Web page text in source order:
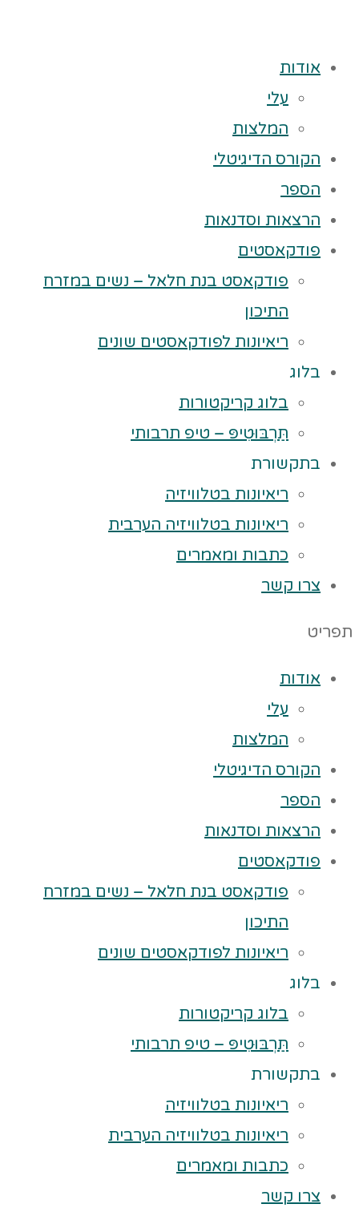
אודות
עלי
המלצות
הקורס הדיגיטלי
הספר
הרצאות וסדנאות
פודקאסטים
פודקאסט בנת חלאל – נשים במזרח
התיכון
ריאיונות לפודקאסטים שונים
בלוג
בלוג קריקטורות
תַּרְבּוּטִיפּ – טיפ תרבותי
בתקשורת
ריאיונות בטלוויזיה
ריאיונות בטלוויזיה הערבית
כתבות ומאמרים
צרו קשר
תפריט
אודות
עלי
המלצות
הקורס הדיגיטלי
הספר
הרצאות וסדנאות
פודקאסטים
פודקאסט בנת חלאל – נשים במזרח
התיכון
ריאיונות לפודקאסטים שונים
בלוג
בלוג קריקטורות
תַּרְבּוּטִיפּ – טיפ תרבותי
בתקשורת
ריאיונות בטלוויזיה
ריאיונות בטלוויזיה הערבית
כתבות ומאמרים
צרו קשר